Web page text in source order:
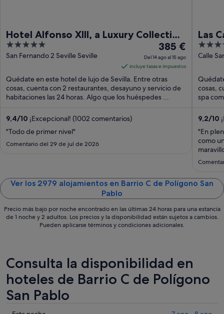
Hotel Alfonso XIII, a Luxury Collection
Hotel, Seville
5
out
5
San Fernando 2 Seville Seville
El
precio
es
de
385 €
por
385 €
Del 14 ago al 15 ago
incluye tasas e impuestos
Quédate en este hotel de lujo de Sevilla. Entre otras
cosas, cuenta con 2 restaurantes, desayuno y servicio de
habitaciones las 24 horas. Algo que los huéspedes ...
9,4/10 ¡Excepcional! (1002 comentarios)
"Todo de primer nivel"
Comentario del 29 de jul de 2026
Las
4
out
5
Calle
cosas,
spa
9,2/10
"En
como
Ver los 2979 alojamientos en Barrio C de Polígono San
Pablo
Precio más bajo por noche encontrado en las últimas 24 horas para una estancia
de 1 noche y 2 adultos. Los precios y la disponibilidad están sujetos a cambios.
Pueden aplicarse términos y condiciones adicionales.
Consulta la disponibilidad en
hoteles de Barrio C de Polígono
San Pablo